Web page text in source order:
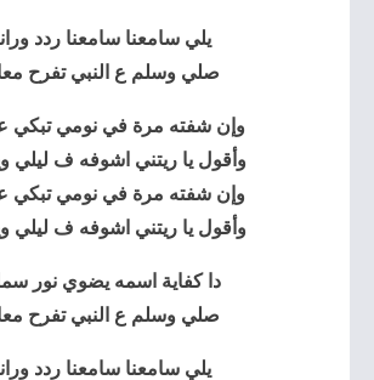
يلي سامعنا سامعنا ردد
صلي وسلم ع النبي تفرح
وإن شفته مرة في نومي تبكي
وأقول يا ريتني اشوفه ف ليلي
وإن شفته مرة في نومي تبكي
وأقول يا ريتني اشوفه ف ليلي
دا كفاية اسمه يضوي نور
صلي وسلم ع النبي تفرح
يلي سامعنا سامعنا ردد